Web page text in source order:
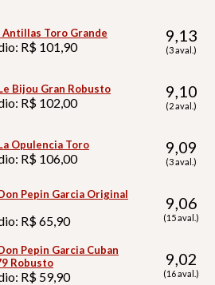
Antillas Toro Grande
R$ 101,90
9,13
(3 aval.)
Bijou Gran Robusto
R$ 102,00
9,10
(2 aval.)
Opulencia Toro
R$ 106,00
9,09
(3 aval.)
Pepin Garcia Original
R$ 65,90
9,06
(15 aval.)
Pepin Garcia Cuban
Robusto
R$ 59,90
9,02
(16 aval.)